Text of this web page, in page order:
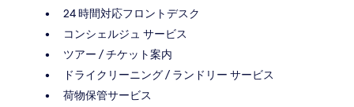
24 時間対応フロントデスク
コンシェルジュ サービス
ツアー / チケット案内
ドライクリーニング / ランドリー サービス
荷物保管サービス